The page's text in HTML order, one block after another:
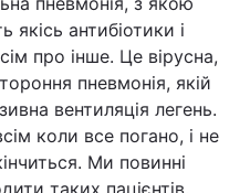
якісь антибіотики і
про інше. Це вірусна,
пневмонія, якій
вентиляція легень.
коли все погано, і не
Ми повинні
таких пацієнтів,